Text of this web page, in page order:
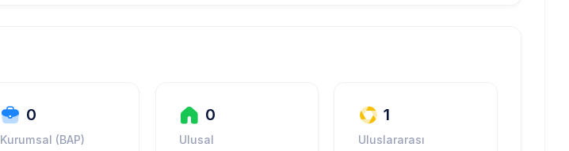
0
Kurumsal (BAP)
0
Ulusal
1
Uluslararası